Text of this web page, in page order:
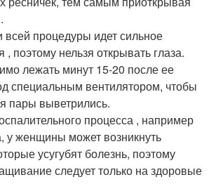
процедуры идет сильное
, поэтому нельзя открывать глаза.
лежать минут 15-20 после ее
специальным вентилятором, чтобы
пары выветрились.
процесса , например
у женщины может возникнуть
усугубят болезнь, поэтому
следует только на здоровые